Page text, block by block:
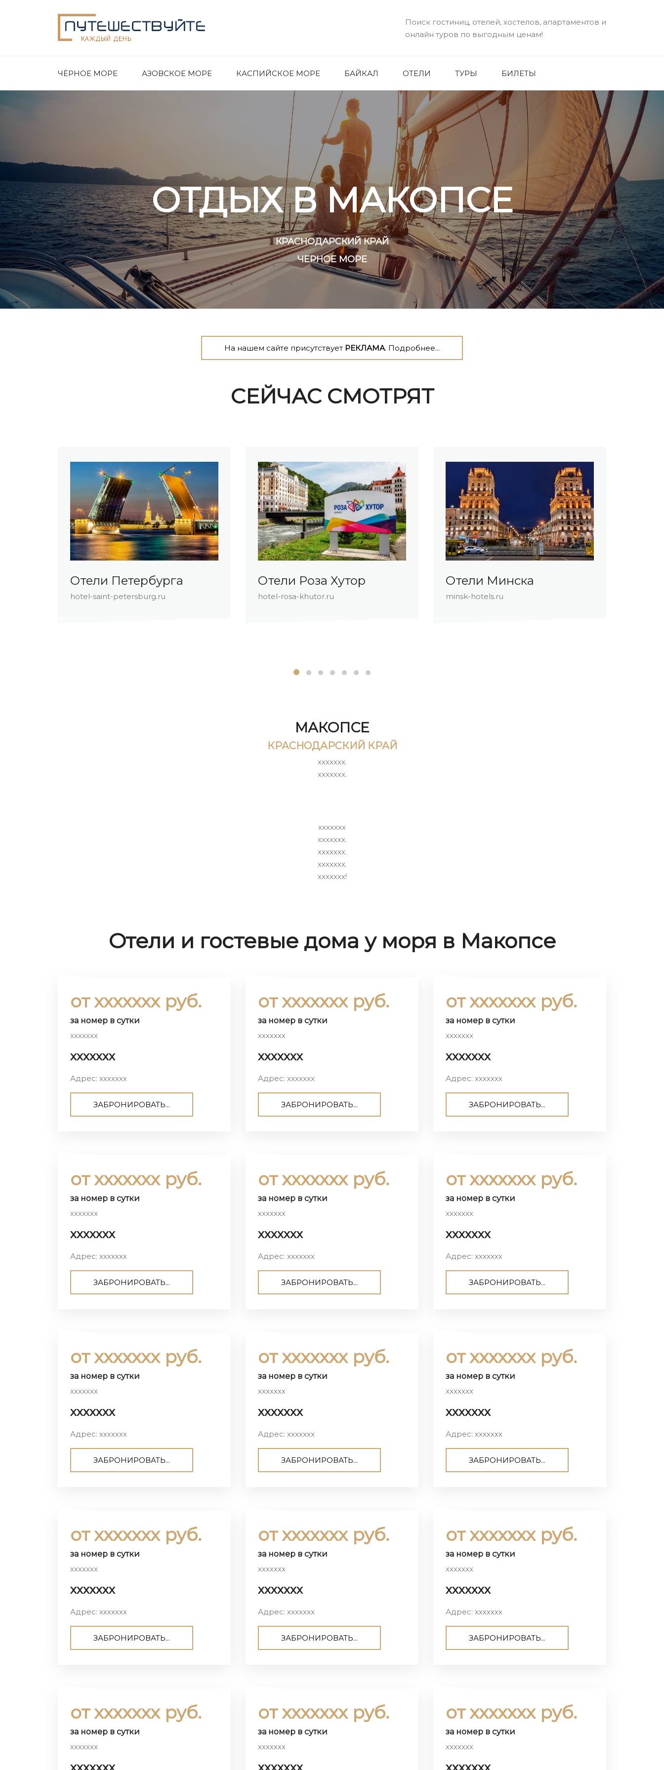
Поиск гостиниц, отелей, хостелов, апартаментов и
онлайн туров по выгодным ценам!
ЧЁРНОЕ МОРЕ АЗОВСКОЕ МОРЕ КАСПИЙСКОЕ МОРЕ БАЙКАЛ ОТЕЛИ ТУРЫ БИЛЕТЫ
ОТДЫХ В МАКОПСЕ
КРАСНОДАРСКИЙ КРАЙ
ЧЕРНОЕ МОРЕ
На нашем сайте присутствует РЕКЛАМА. Подробнее...
СЕЙЧАС СМОТРЯТ
Отели Петербурга
hotel-saint-petersburg.ru
Отели Роза Хутор
hotel-rosa-khutor.ru
Отели Минска
minsk-hotels.ru
МАКОПСЕ
КРАСНОДАРСКИЙ КРАЙ
ххххххх.
ххххххх.
ххххххх
ххххххх.
ххххххх.
ххххххх.
ххххххх!
Отели и гостевые дома у моря в Макопсе
от ххххххх руб.
за номер в сутки
ххххххх
ххххххх
Адрес: ххххххх
ЗАБРОНИРОВАТЬ...
от ххххххх руб.
за номер в сутки
ххххххх
ххххххх
Адрес: ххххххх
ЗАБРОНИРОВАТЬ...
от ххххххх руб.
за номер в сутки
ххххххх
ххххххх
Адрес: ххххххх
ЗАБРОНИРОВАТЬ...
от ххххххх руб.
за номер в сутки
ххххххх
ххххххх
Адрес: ххххххх
ЗАБРОНИРОВАТЬ...
от ххххххх руб.
за номер в сутки
ххххххх
ххххххх
Адрес: ххххххх
ЗАБРОНИРОВАТЬ...
от ххххххх руб.
за номер в сутки
ххххххх
ххххххх
Адрес: ххххххх
ЗАБРОНИРОВАТЬ...
от ххххххх руб.
за номер в сутки
ххххххх
ххххххх
Адрес: ххххххх
ЗАБРОНИРОВАТЬ...
от ххххххх руб.
за номер в сутки
ххххххх
ххххххх
Адрес: ххххххх
ЗАБРОНИРОВАТЬ...
от ххххххх руб.
за номер в сутки
ххххххх
ххххххх
Адрес: ххххххх
ЗАБРОНИРОВАТЬ...
от ххххххх руб.
за номер в сутки
ххххххх
ххххххх
Адрес: ххххххх
ЗАБРОНИРОВАТЬ...
от ххххххх руб.
за номер в сутки
ххххххх
ххххххх
Адрес: ххххххх
ЗАБРОНИРОВАТЬ...
от ххххххх руб.
за номер в сутки
ххххххх
ххххххх
Адрес: ххххххх
ЗАБРОНИРОВАТЬ...
от ххххххх руб.
за номер в сутки
ххххххх
от ххххххх руб.
за номер в сутки
ххххххх
от ххххххх руб.
за номер в сутки
ххххххх